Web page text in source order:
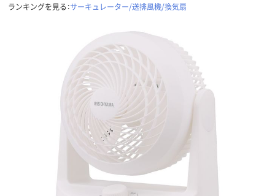
ランキングを見る：サーキュレーター/送排風機/換気扇